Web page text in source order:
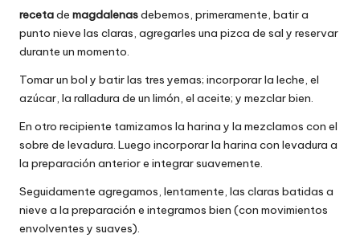
recetade magdalenasdebemos, primeramente, batir a
punto nieve las claras, agregarles una pizca de sal y reservar
durante un momento.
Tomar un bol y batir las tres yemas; incorporar la leche, el
azúcar, la ralladura de un limón, el aceite; y mezclar bien.
En otro recipiente tamizamos la harina y la mezclamos con el
sobre de levadura. Luego incorporar la harina con levadura a
la preparación anterior e integrar suavemente.
Seguidamente agregamos, lentamente, las claras batidas a
nieve a la preparación e integramos bien (con movimientos
envolventes y suaves).